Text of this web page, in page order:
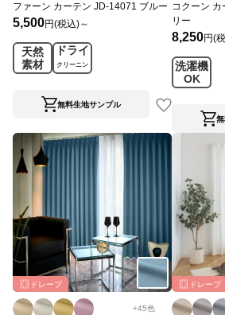
ファーン カーテン JD-14071 ブルー
5,500円(税込)～
天然
素材
ドライ
クリーニン
無料生地サンプル
コクーン
リー
8,250円(
洗濯機
OK
ドレープ
+45色
ドレープ